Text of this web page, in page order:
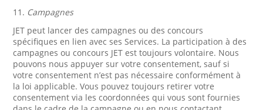
11. Campagnes
JET peut lancer des campagnes ou des concours
spécifiques en lien avec ses Services. La participation à des
campagnes ou concours JET est toujours volontaire. Nous
pouvons nous appuyer sur votre consentement, sauf si
votre consentement n’est pas nécessaire conformément à
la loi applicable. Vous pouvez toujours retirer votre
consentement via les coordonnées qui vous sont fournies